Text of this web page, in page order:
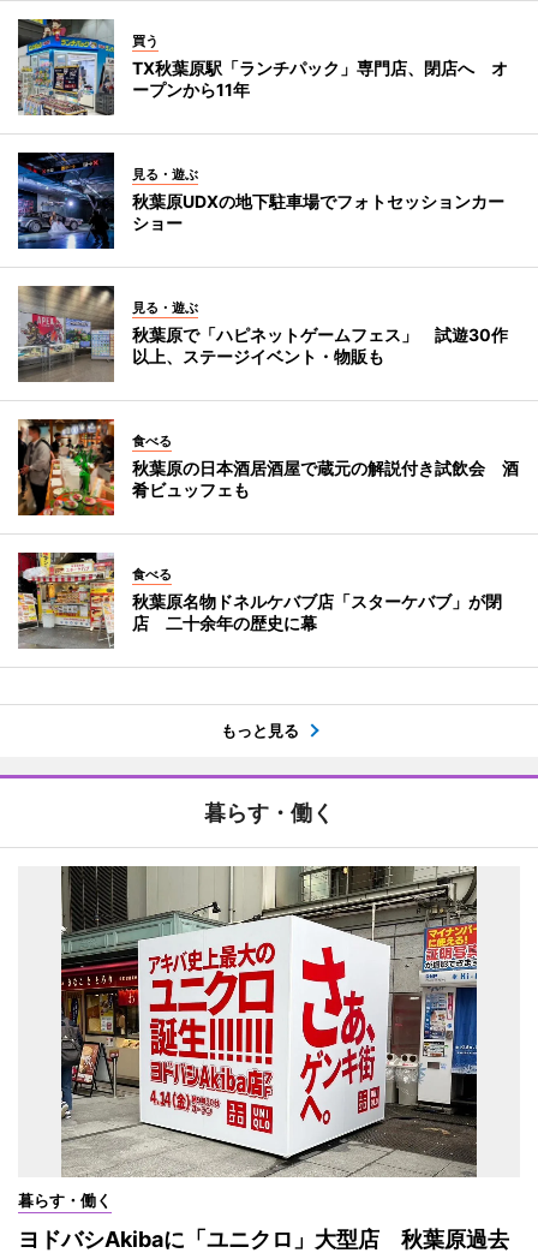
買う
TX秋葉原駅「ランチパック」専門店、閉店へ オ
ープンから11年
見る・遊ぶ
秋葉原UDXの地下駐車場でフォトセッションカー
ショー
見る・遊ぶ
秋葉原で「ハピネットゲームフェス」 試遊30作
以上、ステージイベント・物販も
食べる
秋葉原の日本酒居酒屋で蔵元の解説付き試飲会 酒
肴ビュッフェも
食べる
秋葉原名物ドネルケバブ店「スターケバブ」が閉
店 二十余年の歴史に幕
もっと見る
暮らす・働く
暮らす・働く
ヨドバシAkibaに「ユニクロ」大型店 秋葉原過去